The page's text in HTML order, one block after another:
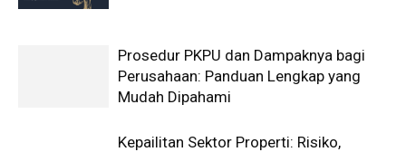
Prosedur PKPU dan Dampaknya bagi
Perusahaan: Panduan Lengkap yang
Mudah Dipahami
Kepailitan Sektor Properti: Risiko,